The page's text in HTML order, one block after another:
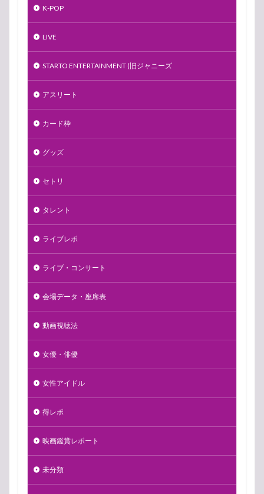
K-POP
LIVE
STARTO ENTERTAINMENT (旧ジャニーズ
アスリート
カード枠
グッズ
セトリ
タレント
ライブレポ
ライブ・コンサート
会場データ・座席表
動画視聴法
女優・俳優
女性アイドル
得レポ
映画鑑賞レポート
未分類